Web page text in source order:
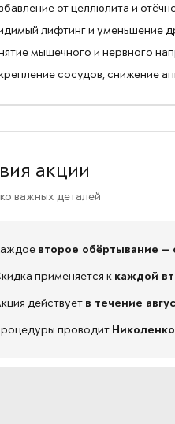
от целлюлита и
лифтинг и уменьшение
мышечного и нервного
сосудов, снижение
акции
важных деталей
второе обёртывание —
применяется к каждой
действует в течение
проводит